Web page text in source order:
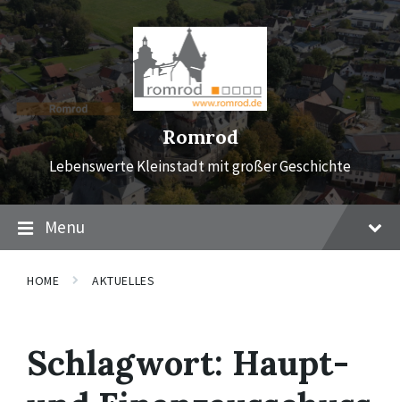
Skip
to
content
Skip
to
main
navigation
Skip
to
footer
Romrod
Lebenswerte Kleinstadt mit großer Geschichte
Menu
HOME AKTUELLES
Schlagwort: Haupt-